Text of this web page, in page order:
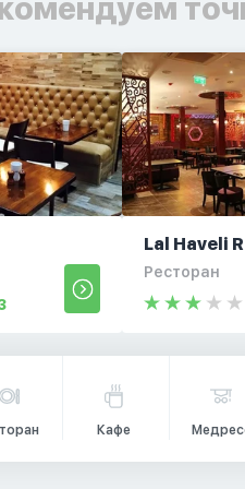
Lal Haveli
Ресторан
Кафе